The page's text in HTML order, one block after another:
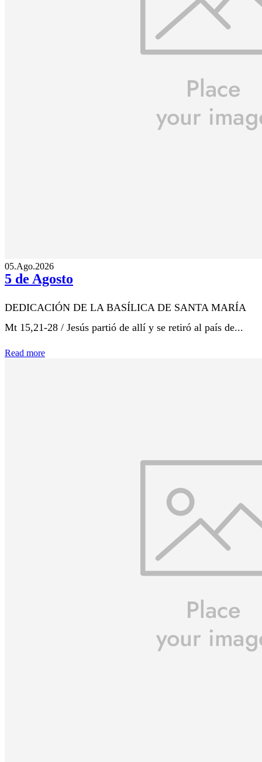
05.Ago.2026
5 de Agosto
DEDICACIÓN DE LA BASÍLICA DE SANTA MARÍA
Mt 15,21-28 / Jesús partió de allí y se retiró al país de...
Read more